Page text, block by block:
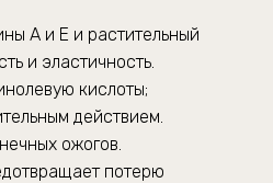
А и Е и растительный
и эластичность.
кислоты;
действием.
ожогов.
потерю